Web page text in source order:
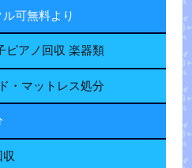
可無料より
ピアノ回収 楽器類
・マットレス処分